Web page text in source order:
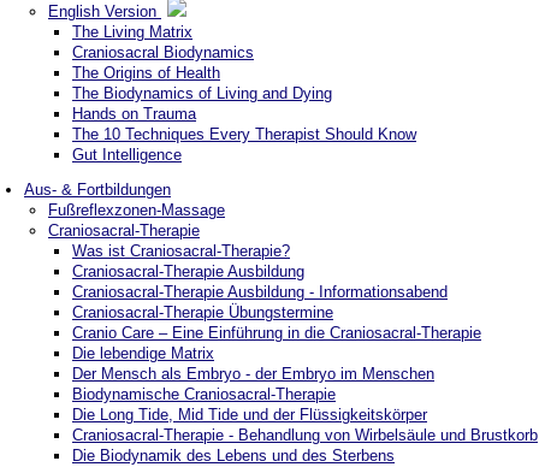
English Version
The Living Matrix
Craniosacral Biodynamics
The Origins of Health
The Biodynamics of Living and Dying
Hands on Trauma
The 10 Techniques Every Therapist Should Know
Gut Intelligence
Aus- & Fortbildungen
Fußreflexzonen-Massage
Craniosacral-Therapie
Was ist Craniosacral-Therapie?
Craniosacral-Therapie Ausbildung
Craniosacral-Therapie Ausbildung - Informationsabend
Craniosacral-Therapie Übungstermine
Cranio Care – Eine Einführung in die Craniosacral-Therapie
Die lebendige Matrix
Der Mensch als Embryo - der Embryo im Menschen
Biodynamische Craniosacral-Therapie
Die Long Tide, Mid Tide und der Flüssigkeitskörper
Craniosacral-Therapie - Behandlung von Wirbelsäule und Brustkorb
Die Biodynamik des Lebens und des Sterbens